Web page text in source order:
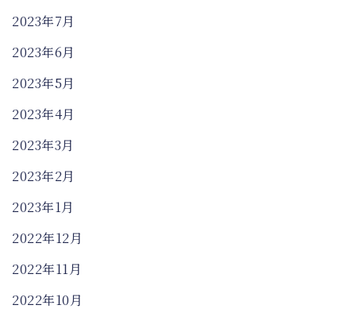
2023年7月
2023年6月
2023年5月
2023年4月
2023年3月
2023年2月
2023年1月
2022年12月
2022年11月
2022年10月